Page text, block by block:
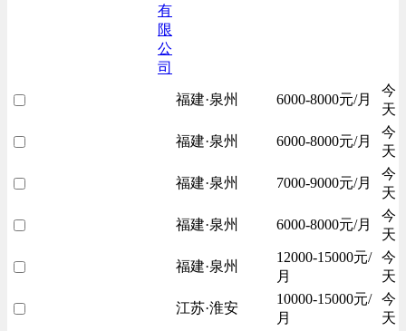
有
限
公
司
福建·泉州 6000-8000元/月
今
天
福建·泉州 6000-8000元/月
今
天
福建·泉州 7000-9000元/月
今
天
福建·泉州 6000-8000元/月
今
天
福建·泉州
12000-15000元/
月
今
天
江苏·淮安
10000-15000元/
月
今
天